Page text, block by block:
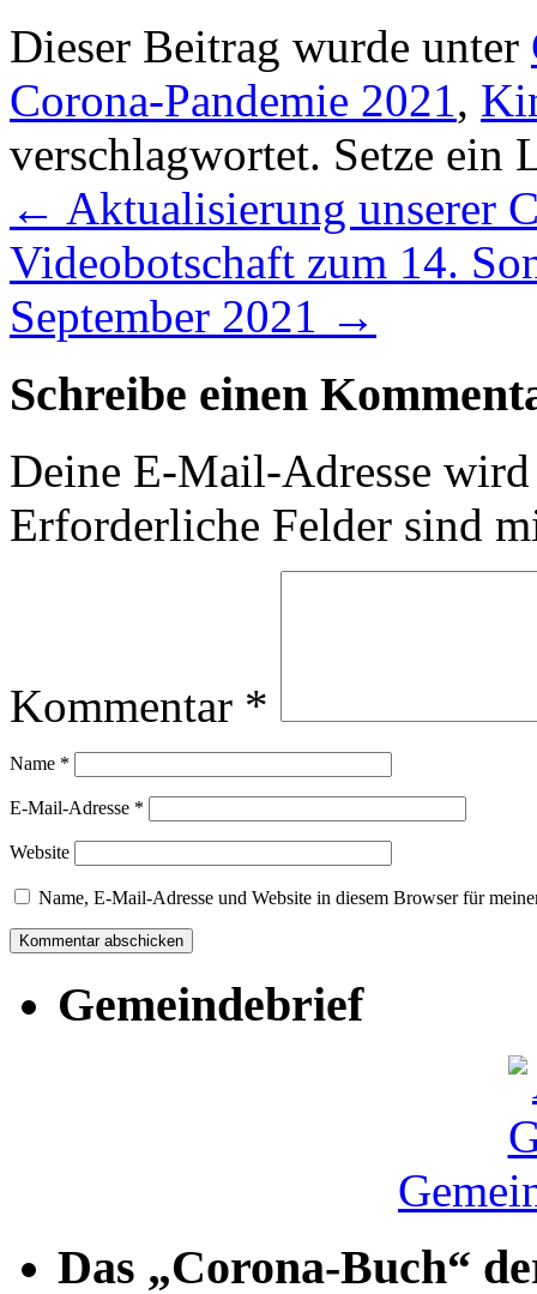
Dieser Beitrag wurde unter
Corona-Pandemie 2021,
verschlagwortet. Setze ein
← Aktualisierung unserer
Videobotschaft zum 14.
September 2021 →
Schreibe einen
Deine E-Mail-Adresse
Erforderliche Felder sind
Kommentar *
Name *
E-Mail-Adresse *
Website
Name, E-Mail-Adresse und Website in diesem Browser für
Gemeindebrief
Das „Corona-Buch“